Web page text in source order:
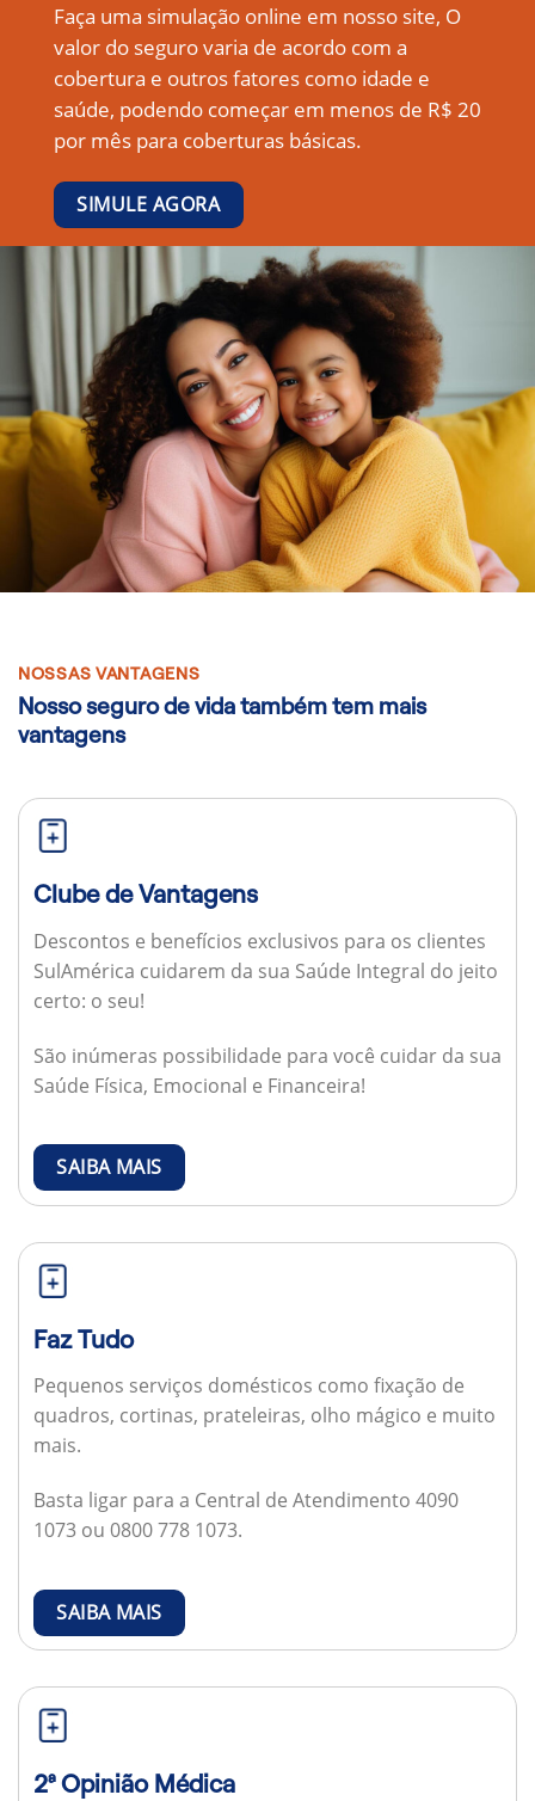
Faça uma simulação online em nosso site, O
valor do seguro varia de acordo com a
cobertura e outros fatores como idade e
saúde, podendo começar em menos de R$ 20
por mês para coberturas básicas.
SIMULE AGORA
NOSSAS VANTAGENS
Nosso seguro de vida também tem mais
vantagens
Clube de Vantagens
Descontos e benefícios exclusivos para os clientes
SulAmérica cuidarem da sua Saúde Integral do jeito
certo: o seu!
São inúmeras possibilidade para você cuidar da sua
Saúde Física, Emocional e Financeira!
SAIBA MAIS
Faz Tudo
Pequenos serviços domésticos como fixação de
quadros, cortinas, prateleiras, olho mágico e muito
mais.
Basta ligar para a Central de Atendimento 4090
1073 ou 0800 778 1073.
SAIBA MAIS
2ª Opinião Médica